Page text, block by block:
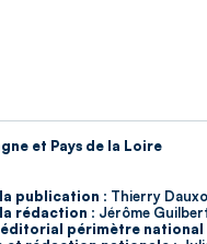
et Pays de la Loire
publication : Thierry
rédaction : Jérôme
éditorial périmètre national